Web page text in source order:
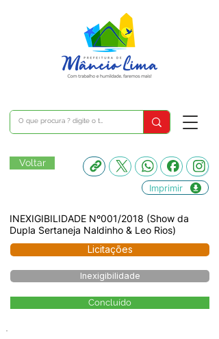
Voltar
Imprimir
INEXIGIBILIDADE Nº001/2018 (Show da
Dupla Sertaneja Naldinho & Leo Rios)
Licitações
Inexigibilidade
Concluído